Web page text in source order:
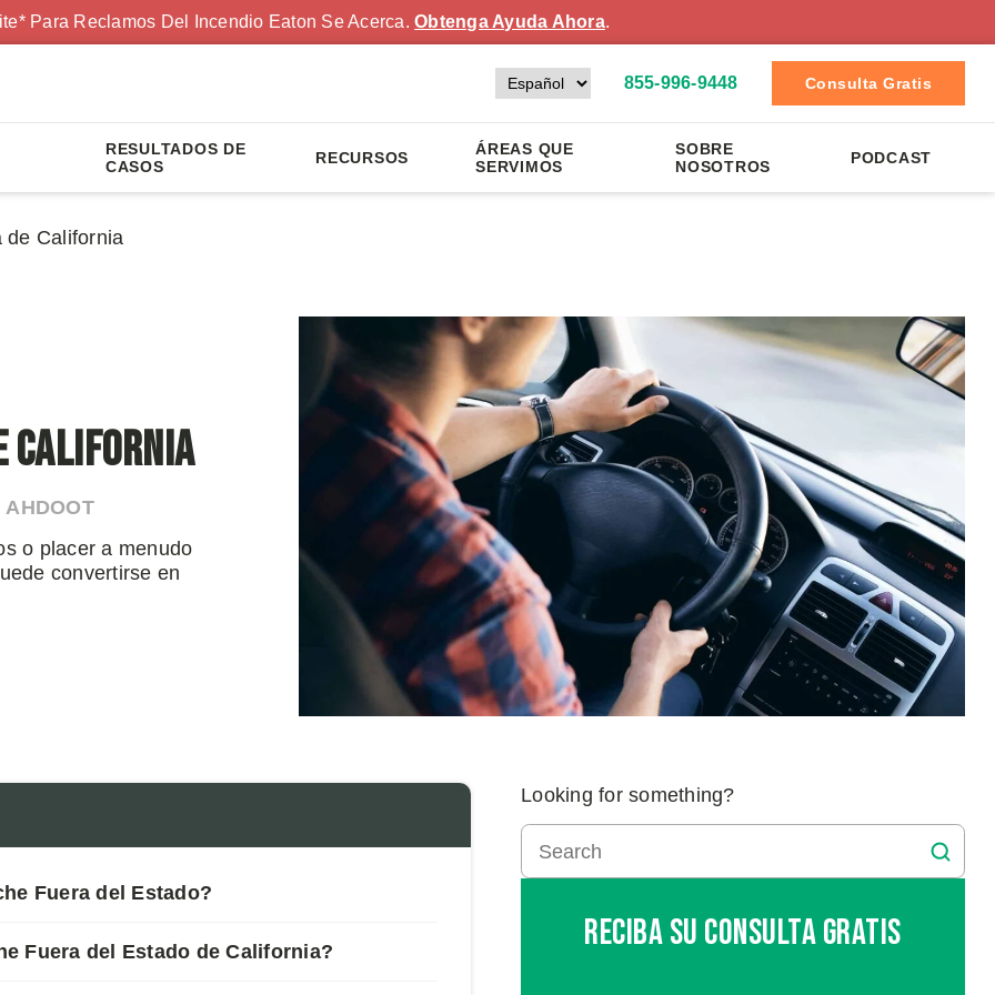
Para Reclamos Del Incendio Eaton Se Acerca.Obtenga Ayuda Ahora.
855-996-9448 Consulta Gratis
RESULTADOS DE
CASOS
RECURSOS
ÁREAS QUE
SERVIMOS
SOBRE
NOSOTROS
PODCAST
de California
California
o placer a menudo
convertirse en
Fuera del Estado?
Fuera del Estado de California?
Looking for something?
Reciba Su Consulta Gratis